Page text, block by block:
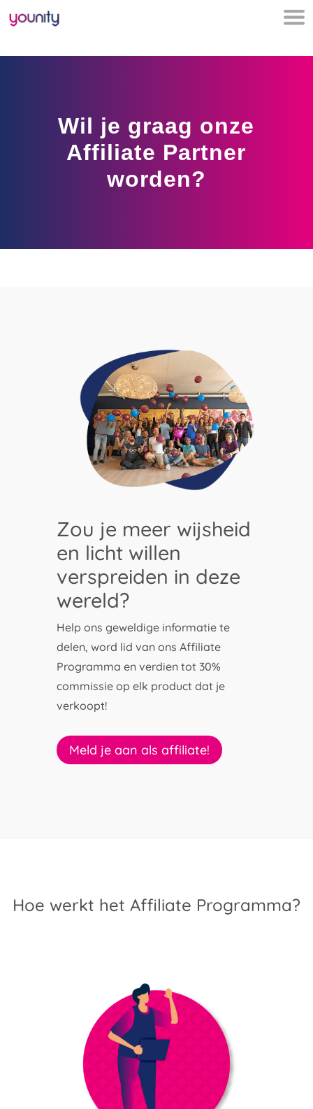
Wil je graag onze
Affiliate Partner
worden?
Zou je meer wijsheid
en licht willen
verspreiden in deze
wereld?
Help ons geweldige informatie te
delen, word lid van ons Affiliate
Programma en verdien tot 30%
commissie op elk product dat je
verkoopt!
Meld je aan als affiliate!
Hoe werkt het Affiliate Programma?